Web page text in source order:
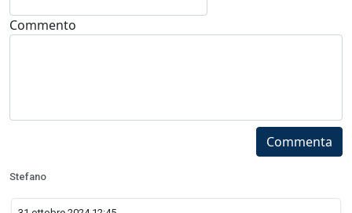
Commento
Commenta
Stefano